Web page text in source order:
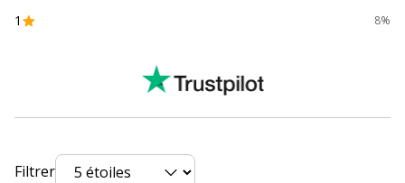
Poids du produit
1 8%
Filtrer